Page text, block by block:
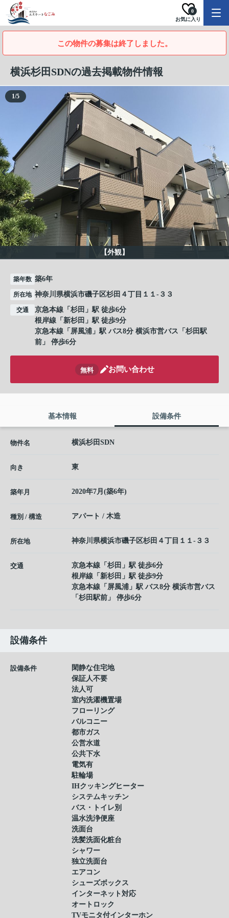
お気に入り
0
この物件の募集は終了しました。
横浜杉田SDNの過去掲載物件情報
【外観】
1/5
築年数 築6年
所在地 神奈川県横浜市磯子区杉田４丁目１１-３３
交通 京急本線 「 杉田 」駅 徒歩6分
根岸線 「 新杉田 」駅 徒歩9分
京急本線 「 屏風浦 」駅 バス8分 横浜市営バス「杉田駅
前」 停歩6分
無料 お問い合わせ
基本情報 設備条件
物件名 横浜杉田SDN
向き 東
築年月 2020年7月(築6年)
種別 / 構造 アパート / 木造
所在地 神奈川県横浜市磯子区杉田 ４丁目１１-３３
交通 京急本線 「 杉田 」駅 徒歩6分
根岸線 「 新杉田 」駅 徒歩9分
京急本線 「 屏風浦 」駅 バス8分 横浜市営バス
「杉田駅前」 停歩6分
設備条件
設備条件
閑静な住宅地
保証人不要
法人可
室内洗濯機置場
フローリング
バルコニー
都市ガス
公営水道
公共下水
電気有
駐輪場
IHクッキングヒーター
システムキッチン
バス・トイレ別
温水洗浄便座
洗面台
洗髪洗面化粧台
シャワー
独立洗面台
エアコン
シューズボックス
インターネット対応
オートロック
TVモニタ付インターホン